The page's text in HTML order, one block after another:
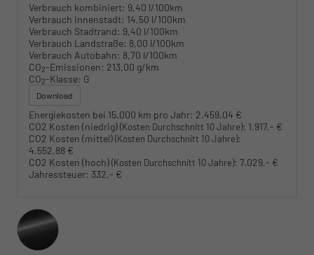
Verbrauch kombiniert: 9,40 l/100km
Verbrauch Innenstadt: 14,50 l/100km
Verbrauch Stadtrand: 9,40 l/100km
Verbrauch Landstraße: 8,00 l/100km
Verbrauch Autobahn: 8,70 l/100km
CO2-Emissionen: 213,00 g/km
CO2-Klasse: G
Download
Energiekosten bei 15.000 km pro Jahr: 2.459,04 €
CO2 Kosten (niedrig)(Kosten Durchschnitt 10 Jahre): 1.917,- €
CO2 Kosten (mittel)(Kosten Durchschnitt 10 Jahre):
4.552,88 €
CO2 Kosten (hoch)(Kosten Durchschnitt 10 Jahre): 7.029,- €
Jahressteuer: 332,- €